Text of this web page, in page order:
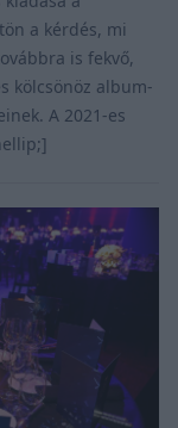
a kérdés, mi
is fekvő,
kölcsönöz album-
A 2021-es